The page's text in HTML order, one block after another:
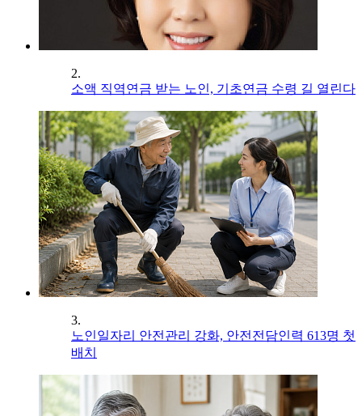
2.
소액 직역연금 받는 노인, 기초연금 수령 길 열린다
3.
노인일자리 안전관리 강화, 안전전담인력 613명 첫
배치